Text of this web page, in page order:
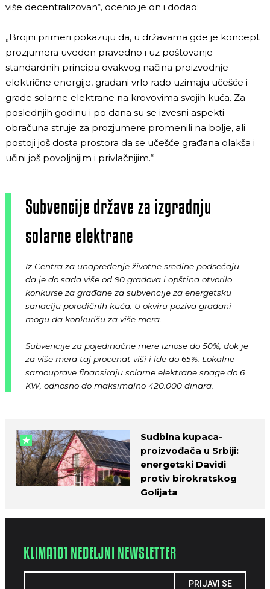
više decentralizovan“, ocenio je on i dodao:
„Brojni primeri pokazuju da, u državama gde je koncept
prozjumera uveden pravedno i uz poštovanje
standardnih principa ovakvog načina proizvodnje
električne energije, građani vrlo rado uzimaju učešće i
grade solarne elektrane na krovovima svojih kuća. Za
poslednjih godinu i po dana su se izvesni aspekti
obračuna struje za prozjumere promenili na bolje, ali
postoji još dosta prostora da se učešće građana olakša i
učini još povoljnijim i privlačnijim.“
Subvencije države za izgradnju
solarne elektrane
Iz Centra za unapređenje životne sredine podsećaju
da je do sada više od 90 gradova i opština otvorilo
konkurse za građane za subvencije za energetsku
sanaciju porodičnih kuća. U okviru poziva građani
mogu da konkurišu za više mera.
Subvencije za pojedinačne mere iznose do 50%, dok je
za više mera taj procenat viši i ide do 65%. Lokalne
samouprave finansiraju solarne elektrane snage do 6
KW, odnosno do maksimalno 420.000 dinara.
Sudbina kupaca-
proizvođača u Srbiji:
energetski Davidi
protiv birokratskog
Golijata
KLIMA101 NEDELJNI NEWSLETTER
PRIJAVI SE